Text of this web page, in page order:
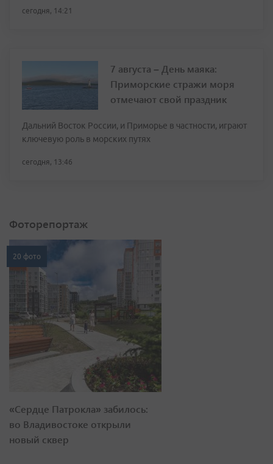
сегодня, 14:21
7 августа – День маяка:
Приморские стражи моря
отмечают свой праздник
Дальний Восток России, и Приморье в частности, играют
ключевую роль в морских путях
сегодня, 13:46
Фоторепортаж
20 фото
«Сердце Патрокла» забилось:
во Владивостоке открыли
новый сквер